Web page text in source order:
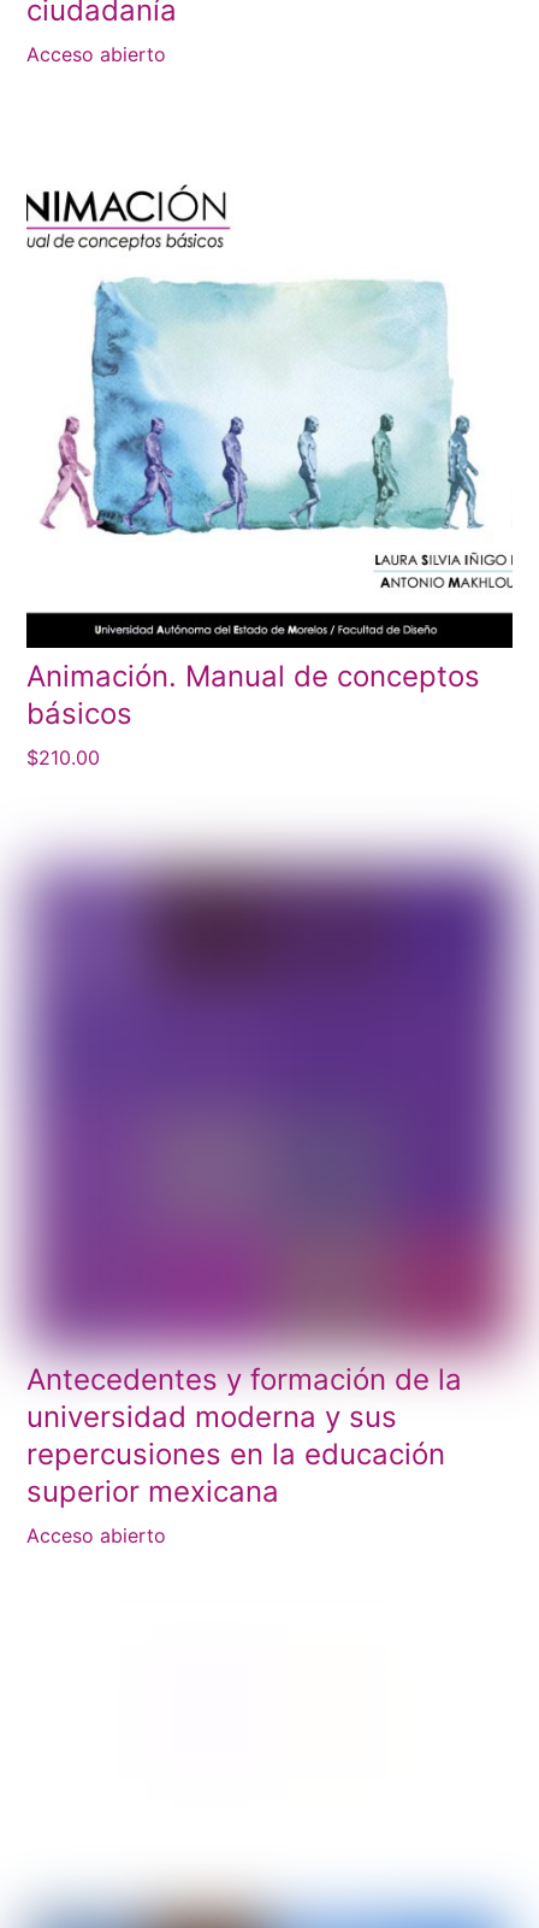
ciudadanía
Acceso abierto
Animación. Manual de conceptos
básicos
$210.00
Antecedentes y formación de la
universidad moderna y sus
repercusiones en la educación
superior mexicana
Acceso abierto